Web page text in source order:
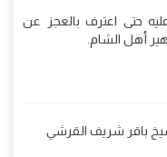
حتى اعترف بالعجز عن
أهل الشام.
باقر شريف القرشي